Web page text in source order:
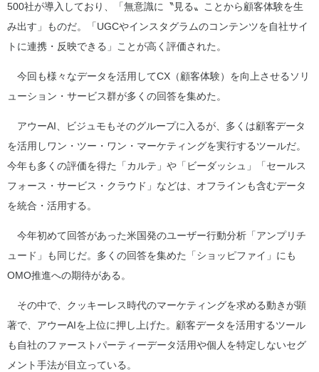
500社が導入しており、「無意識に〝見る〟ことから顧客体験を生
み出す」ものだ。「UGCやインスタグラムのコンテンツを自社サイ
トに連携・反映できる」ことが高く評価された。
今回も様々なデータを活用してCX（顧客体験）を向上させるソリ
ューション・サービス群が多くの回答を集めた。
アウーAI、ビジュモもそのグループに入るが、多くは顧客データ
を活用しワン・ツー・ワン・マーケティングを実行するツールだ。
今年も多くの評価を得た「カルテ」や「ビーダッシュ」「セールス
フォース・サービス・クラウド」などは、オフラインも含むデータ
を統合・活用する。
今年初めて回答があった米国発のユーザー行動分析「アンプリチ
ュード」も同じだ。多くの回答を集めた「ショッピファイ」にも
OMO推進への期待がある。
その中で、クッキーレス時代のマーケティングを求める動きが顕
著で、アウーAIを上位に押し上げた。顧客データを活用するツール
も自社のファーストパーティーデータ活用や個人を特定しないセグ
メント手法が目立っている。